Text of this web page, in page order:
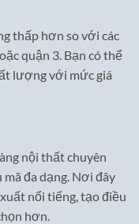
thấp hơn so với các
quận 3. Bạn có thể
lượng với mức giá
nội thất chuyên
đa dạng. Nơi đây
nổi tiếng, tạo điều
hơn.